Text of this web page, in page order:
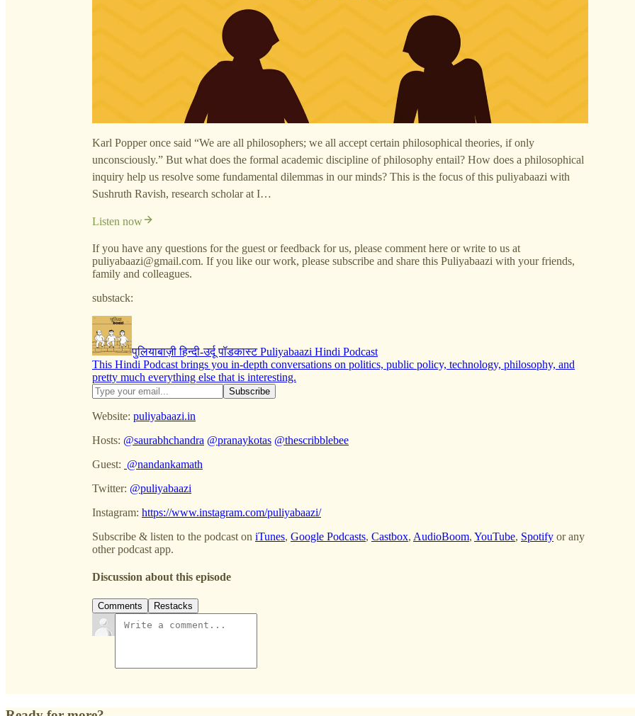
Karl Popper once said “We are all philosophers; we all accept certain philosophical theories, if only
unconsciously.” But what does the formal academic discipline of philosophy entail? How does a philosophical
inquiry help us resolve some fundamental dilemmas in our minds? This is the focus of this puliyabaazi with
Sushruth Ravish, research scholar at I…
Listen now
If you have any questions for the guest or feedback for us, please comment here or write to us at
puliyabaazi@gmail.com. If you like our work, please subscribe and share this Puliyabaazi with your friends,
family and colleagues.
substack:
पुलियाबाज़ी हिन्दी-उर्दू पॉडकास्ट Puliyabaazi Hindi Podcast
This Hindi Podcast brings you in-depth conversations on politics, public policy, technology, philosophy, and
pretty much everything else that is interesting.
Website: puliyabaazi.in
Hosts: @saurabhchandra @pranaykotas @thescribblebee
Guest: @nandankamath
Twitter: @puliyabaazi
Instagram: https://www.instagram.com/puliyabaazi/
Subscribe & listen to the podcast on iTunes, Google Podcasts, Castbox, AudioBoom, YouTube, Spotify or any
other podcast app.
Discussion about this episode
Comments Restacks